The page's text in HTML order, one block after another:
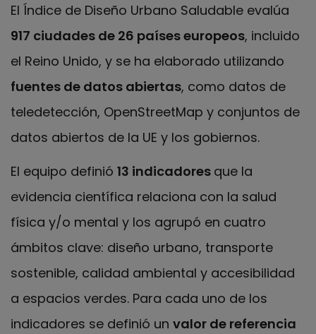
El Índice de Diseño Urbano Saludable evalúa
917 ciudades de 26 países europeos, incluido
el Reino Unido, y se ha elaborado utilizando
fuentes de datos abiertas, como datos de
teledetección, OpenStreetMap y conjuntos de
datos abiertos de la UE y los gobiernos.
El equipo definió 13 indicadores que la
evidencia científica relaciona con la salud
física y/o mental y los agrupó en cuatro
ámbitos clave: diseño urbano, transporte
sostenible, calidad ambiental y accesibilidad
a espacios verdes. Para cada uno de los
indicadores se definió un valor de referencia